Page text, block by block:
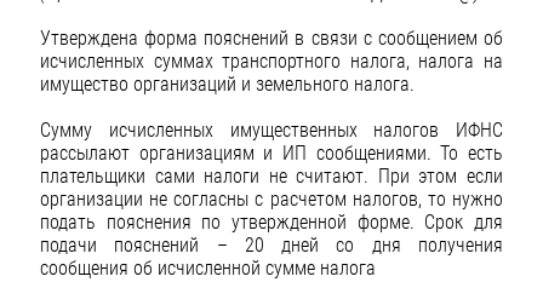
Утверждена форма пояснений в связи с сообщением об
исчисленных суммах транспортного налога, налога на
имущество организаций и земельного налога.
Сумму исчисленных имущественных налогов ИФНС
рассылают организациям и ИП сообщениями. То есть
плательщики сами налоги не считают. При этом если
организации не согласны с расчетом налогов, то нужно
подать пояснения по утвержденной форме. Срок для
подачи пояснений – 20 дней со дня получения
сообщения об исчисленной сумме налога